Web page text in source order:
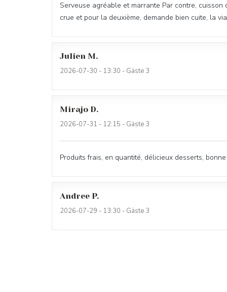
Serveuse agréable et marrante Par contre,
crue et pour la deuxième, demande bien cuite, la
Julien M
2026-07-30 - 13:30 - Gäste 3
Mirajo D
2026-07-31 - 12:15 - Gäste 3
Produits frais, en quantité, délicieux desserts,
Andree P
2026-07-29 - 13:30 - Gäste 3